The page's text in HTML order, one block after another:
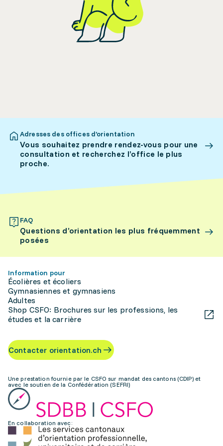
Adresses des offices d’orientation
Vous souhaitez prendre rendez-vous pour une
consultation et recherchez l’office le plus
proche.
FAQ
Questions d’orientation les plus fréquemment
posées
Information pour
Écolières et écoliers
Gymnasiennes et gymnasiens
Adultes
Shop CSFO: Brochures sur les professions, les
études et la carrière
Contacter orientation.ch
Une prestation fournie par le CSFO sur mandat des cantons (CDIP) et
avec le soutien de la Confédération (SEFRI)
En collaboration avec: